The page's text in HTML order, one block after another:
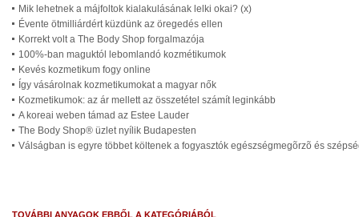
Mik lehetnek a májfoltok kialakulásának lelki okai? (x)
Évente ötmilliárdért küzdünk az öregedés ellen
Korrekt volt a The Body Shop forgalmazója
100%-ban maguktól lebomlandó kozmétikumok
Kevés kozmetikum fogy online
Így vásárolnak kozmetikumokat a magyar nők
Kozmetikumok: az ár mellett az összetétel számít leginkább
A koreai weben támad az Estee Lauder
The Body Shop® üzlet nyílik Budapesten
Válságban is egyre többet költenek a fogyasztók egészségmegõrzõ és
TOVÁBBI ANYAGOK EBBŐL A KATEGÓRIÁBÓL